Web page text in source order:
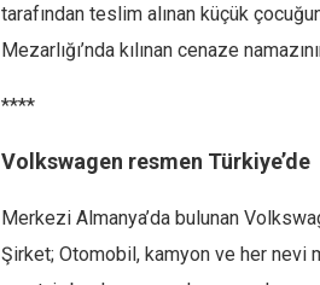
tarafından teslim alınan küçük
Mezarlığı’nda kılınan cenaze
****
Volkswagen resmen Türkiye’de
Merkezi Almanya’da bulunan
Şirket; Otomobil, kamyon ve her nevi